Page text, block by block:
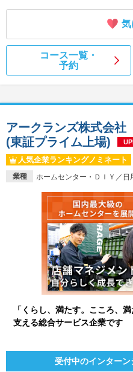
気
コース一覧・
予約
業種 ホームセンター・ＤＩＹ／
アークランズ株式会社
(東証プライム上場)
人気企業ランキングノミネート
「くらし、満たす。こころ、
支える総合サービス企業です
受付中のインター